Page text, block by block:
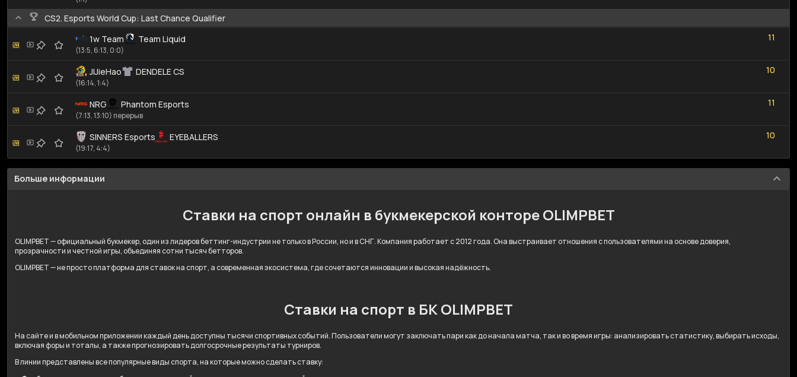
CS2. Esports World Cup: Last Chance Qualifier
1w Team
Team Liquid
1
1
1
1
(13:5, 6:13, 0:0)
JIJieHao DENDELE CS
10
(16:14, 1:4)
NRG Phantom Esports
11
(7:13, 13:10) перерыв
SINNERS Esports EYEBALLERS
10
(19:17, 4:4)
Больше информации
Ставки на спорт онлайн в букмекерской конторе OLIMPBET
OLIMPBET — официальный букмекер, один из лидеров беттинг-индустрии не только в России, но и в СНГ. Компания работает с 2012 года. Она выстраивает отношения с пользователями на основе доверия,
прозрачности и честной игры, объединяя сотни тысяч бетторов.
OLIMPBET — не просто платформа для ставок на спорт, а современная экосистема, где сочетаются инновации и высокая надёжность.
Ставки на спорт в БК OLIMPBET
На сайте и в мобильном приложении каждый день доступны тысячи спортивных событий. Пользователи могут заключать пари как до начала матча, так и во время игры: анализировать статистику, выбирать исходы,
включая форы и тоталы, а также прогнозировать долгосрочные результаты турниров.
В линии представлены все популярные виды спорта, на которые можно сделать ставку: